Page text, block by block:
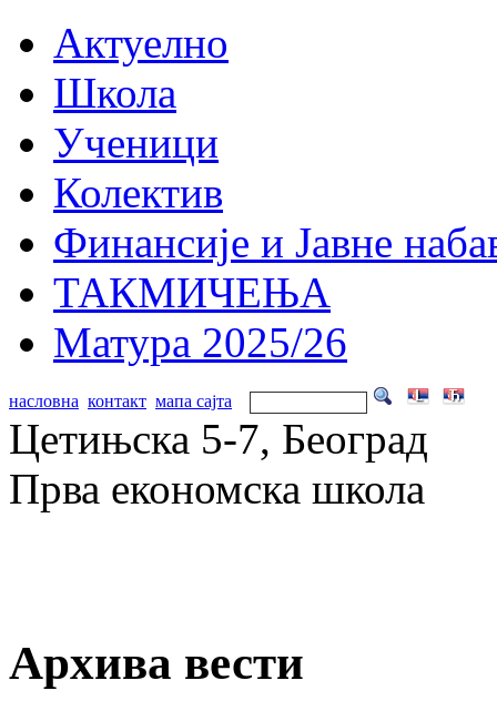
Актуелно
Школа
Ученици
Колектив
Финансије и Јавне
ТАКМИЧЕЊА
Матура 2025/26
насловна контакт мапа сајта
Цетињска 5-7, Београд
Прва економска школа
Архива вести